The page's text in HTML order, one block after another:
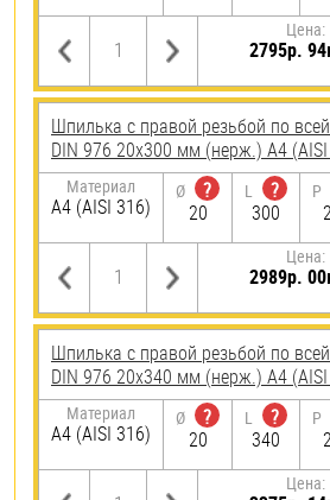
Цена:
2795р.
Шпилька с правой резьбой по
DIN 976 20х300 мм (нерж.) A4
Материал
A4 (AISI 316)
Ø
?
20
L
?
300
P
Цена:
2989р.
Шпилька с правой резьбой по
DIN 976 20х340 мм (нерж.) A4
Материал
A4 (AISI 316)
Ø
?
20
L
?
340
P
Цена: